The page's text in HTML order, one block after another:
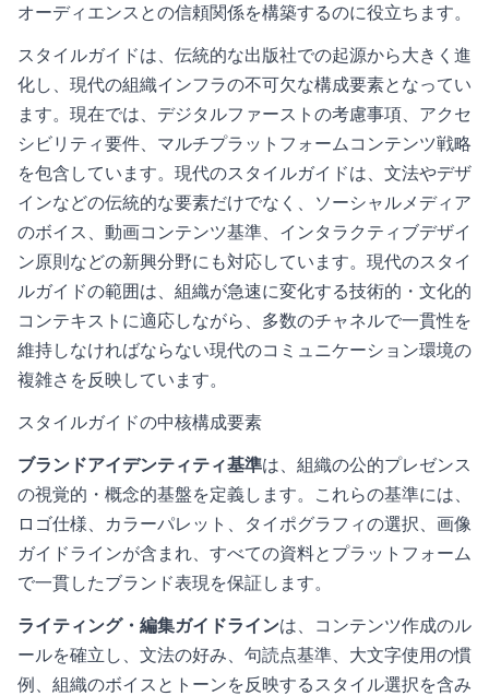
オーディエンスとの信頼関係を構築するのに役立ちます。
スタイルガイドは、伝統的な出版社での起源から大きく進
化し、現代の組織インフラの不可欠な構成要素となってい
ます。現在では、デジタルファーストの考慮事項、アクセ
シビリティ要件、マルチプラットフォームコンテンツ戦略
を包含しています。現代のスタイルガイドは、文法やデザ
インなどの伝統的な要素だけでなく、ソーシャルメディア
のボイス、動画コンテンツ基準、インタラクティブデザイ
ン原則などの新興分野にも対応しています。現代のスタイ
ルガイドの範囲は、組織が急速に変化する技術的・文化的
コンテキストに適応しながら、多数のチャネルで一貫性を
維持しなければならない現代のコミュニケーション環境の
複雑さを反映しています。
スタイルガイドの中核構成要素
ブランドアイデンティティ基準は、組織の公的プレゼンス
の視覚的・概念的基盤を定義します。これらの基準には、
ロゴ仕様、カラーパレット、タイポグラフィの選択、画像
ガイドラインが含まれ、すべての資料とプラットフォーム
で一貫したブランド表現を保証します。
ライティング・編集ガイドラインは、コンテンツ作成のル
ールを確立し、文法の好み、句読点基準、大文字使用の慣
例、組織のボイスとトーンを反映するスタイル選択を含み